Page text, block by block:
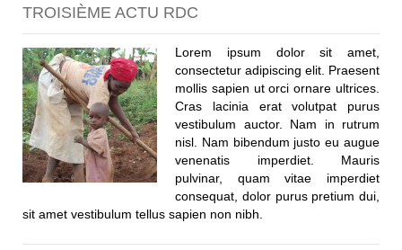
TROISIÈME ACTU RDC
Lorem ipsum dolor sit amet,
consectetur adipiscing elit. Praesent
mollis sapien ut orci ornare ultrices.
Cras lacinia erat volutpat purus
vestibulum auctor. Nam in rutrum
nisl. Nam bibendum justo eu augue
venenatis imperdiet. Mauris
pulvinar, quam vitae imperdiet
consequat, dolor purus pretium dui,
sit amet vestibulum tellus sapien non nibh.